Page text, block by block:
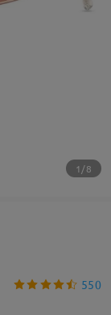
1/8
550